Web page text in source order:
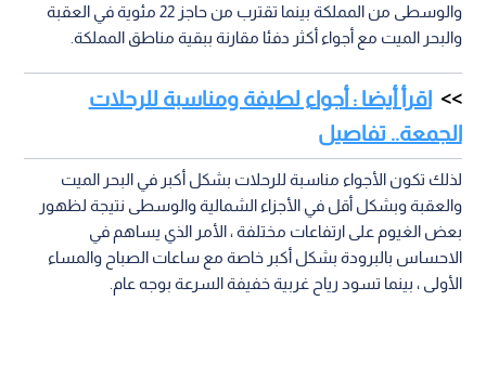
والوسطى من المملكة بينما تقترب من حاجز 22 مئوية في العقبة
والبحر الميت مع أجواء أكثر دفئا مقارنة ببقية مناطق المملكة.
اقرأ أيضا : أجواء لطيفة ومناسبة للرحلات
الجمعة.. تفاصيل
لذلك تكون الأجواء مناسبة للرحلات بشكل أكبر في البحر الميت
والعقبة وبشكل أقل في الأجزاء الشمالية والوسطى نتيجة لظهور
بعض الغيوم على ارتفاعات مختلفة ، الأمر الذي يساهم في
الاحساس بالبرودة بشكل أكبر خاصة مع ساعات الصباح والمساء
الأولى ، بينما تسود رياح غربية خفيفة السرعة بوجه عام.